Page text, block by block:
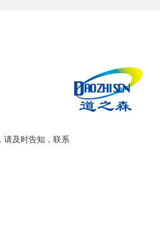
请及时告知，联系